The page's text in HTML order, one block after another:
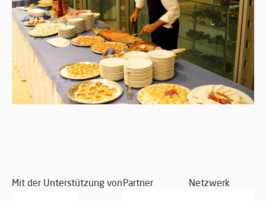
Mit der Unterstützung vonPartner Netzwerk